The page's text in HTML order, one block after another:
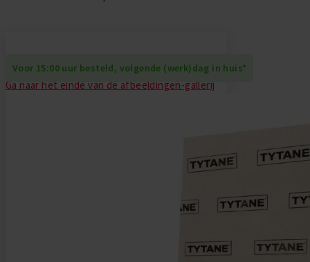
EPDM stroken
Kabeldoorvoeren
Ga naar het einde van de afbeeldingen-gallerij
Voor 15:00 uur besteld, volgende (werk)dag in huis*